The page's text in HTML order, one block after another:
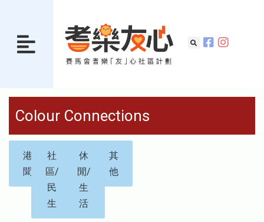
Colour Connections
港
聞
社
區/
民
生
休
閒/
生
活
其
他